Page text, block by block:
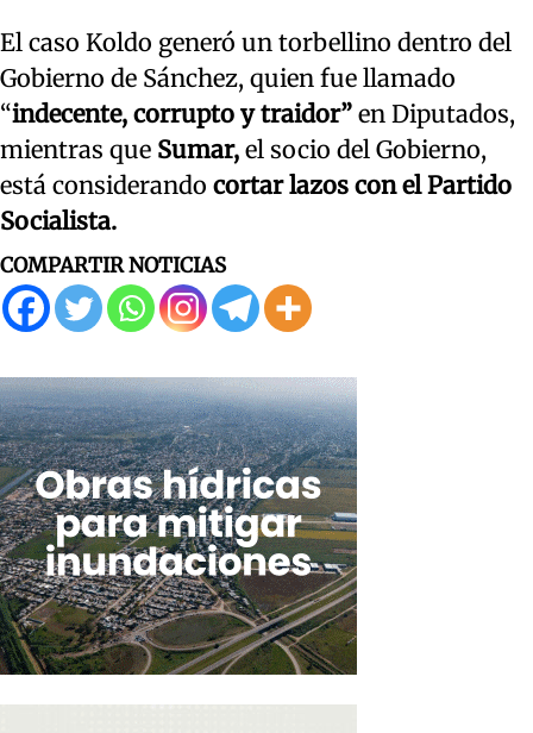
El caso Koldo generó un torbellino dentro del
Gobierno de Sánchez, quien fue llamado
“indecente, corrupto y traidor” en Diputados,
mientras que Sumar, el socio del Gobierno,
está considerando cortar lazos con el Partido
Socialista.
COMPARTIR NOTICIAS